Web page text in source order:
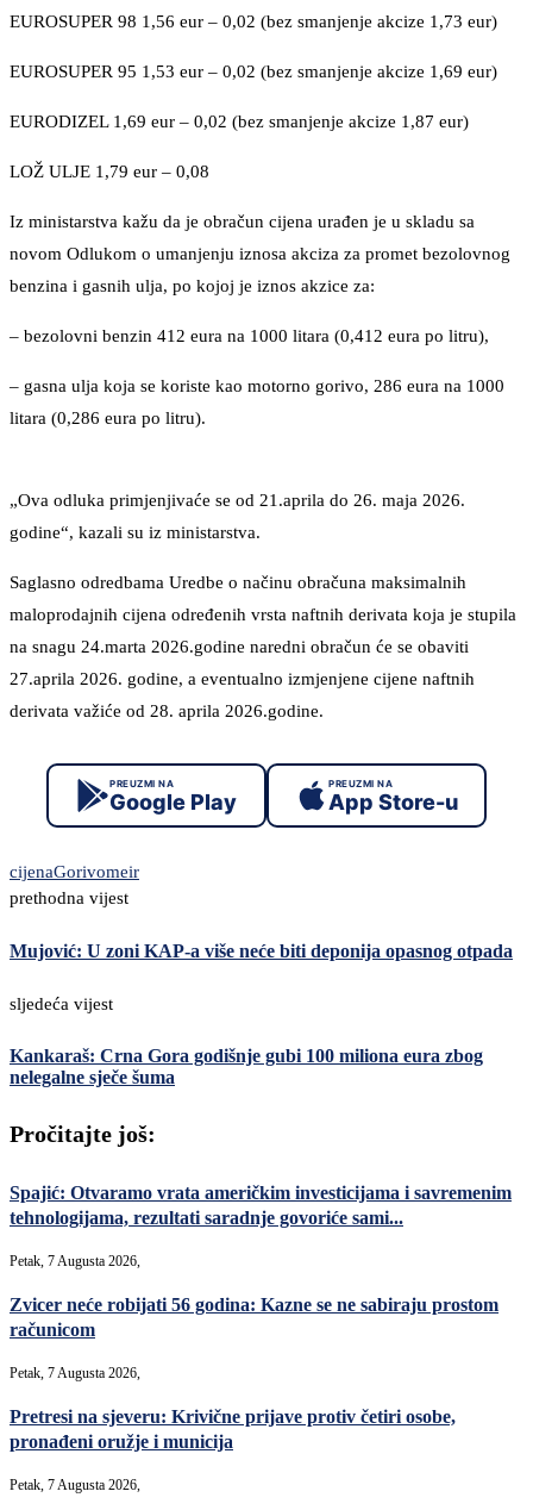
EUROSUPER 98 1,56 eur – 0,02 (bez smanjenje akcize 1,73 eur)
EUROSUPER 95 1,53 eur – 0,02 (bez smanjenje akcize 1,69 eur)
EURODIZEL 1,69 eur – 0,02 (bez smanjenje akcize 1,87 eur)
LOŽ ULJE 1,79 eur – 0,08
Iz ministarstva kažu da je obračun cijena urađen je u skladu sa
novom Odlukom o umanjenju iznosa akciza za promet bezolovnog
benzina i gasnih ulja, po kojoj je iznos akzice za:
– bezolovni benzin 412 eura na 1000 litara (0,412 eura po litru),
– gasna ulja koja se koriste kao motorno gorivo, 286 eura na 1000
litara (0,286 eura po litru).
„Ova odluka primjenjivaće se od 21.aprila do 26. maja 2026.
godine“, kazali su iz ministarstva.
Saglasno odredbama Uredbe o načinu obračuna maksimalnih
maloprodajnih cijena određenih vrsta naftnih derivata koja je stupila
na snagu 24.marta 2026.godine naredni obračun će se obaviti
27.aprila 2026. godine, a eventualno izmjenjene cijene naftnih
derivata važiće od 28. aprila 2026.godine.
PREUZMI NA
Google Play
PREUZMI NA
App Store-u
cijenaGorivomeir
prethodna vijest
Mujović: U zoni KAP-a više neće biti deponija opasnog otpada
sljedeća vijest
Kankaraš: Crna Gora godišnje gubi 100 miliona eura zbog
nelegalne sječe šuma
Pročitajte još:
Spajić: Otvaramo vrata američkim investicijama i savremenim
tehnologijama, rezultati saradnje govoriće sami...
Petak, 7 Augusta 2026,
Zvicer neće robijati 56 godina: Kazne se ne sabiraju prostom
računicom
Petak, 7 Augusta 2026,
Pretresi na sjeveru: Krivične prijave protiv četiri osobe,
pronađeni oružje i municija
Petak, 7 Augusta 2026,